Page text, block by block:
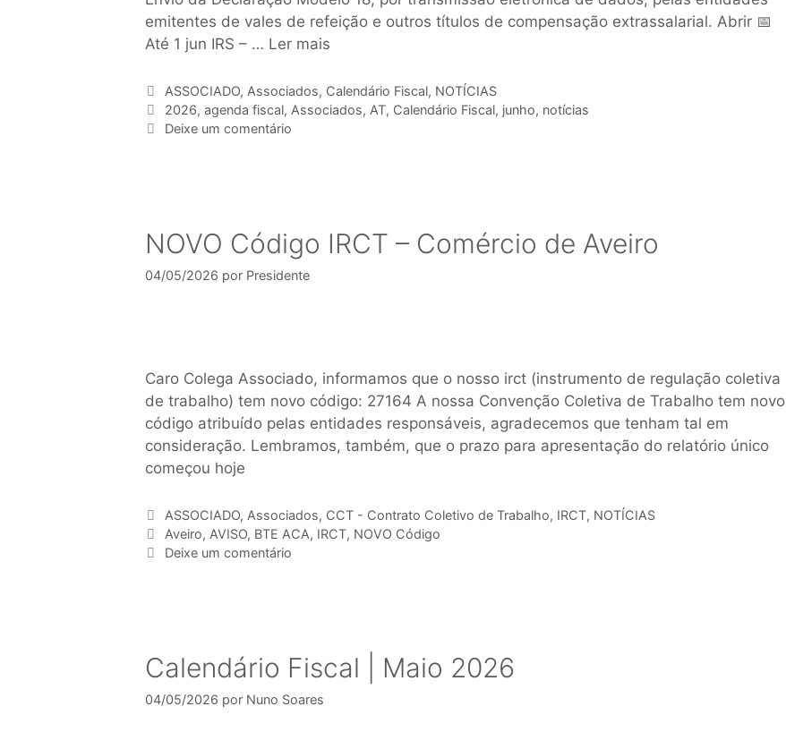
emitentes de vales de refeição e outros títulos de compensação extrassalarial. Abrir 📅
Até 1 jun IRS – … Ler mais
ASSOCIADO, Associados, Calendário Fiscal, NOTÍCIAS
2026, agenda fiscal, Associados, AT, Calendário Fiscal, junho, notícias
Deixe um comentário
NOVO Código IRCT – Comércio de Aveiro
04/05/2026 por Presidente
Caro Colega Associado, informamos que o nosso irct (instrumento de regulação coletiva
de trabalho) tem novo código: 27164 A nossa Convenção Coletiva de Trabalho tem novo
código atribuído pelas entidades responsáveis, agradecemos que tenham tal em
consideração. Lembramos, também, que o prazo para apresentação do relatório único
começou hoje
ASSOCIADO, Associados, CCT - Contrato Coletivo de Trabalho, IRCT, NOTÍCIAS
Aveiro, AVISO, BTE ACA, IRCT, NOVO Código
Deixe um comentário
Calendário Fiscal | Maio 2026
04/05/2026 por Nuno Soares